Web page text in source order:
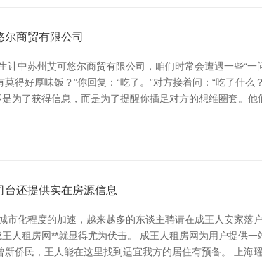
商贸有限公司
计中苏州艾可悠尔商贸有限公司，咱们时常会遭遇一些“
莫得好厚味饭？”你回复：“吃了。”对方接着问：“吃了什
是为了获得信息，而是为了提醒你插足对方的想维圈套。
还提供实在房源信息
市化程度的加速，越来越多的东谈主聘请在成王人安家
人租房网**就显得尤为伏击。 成王人租房网为用户提供
侨民，王人能在这里找到适宜我方的居住有预备。 上海